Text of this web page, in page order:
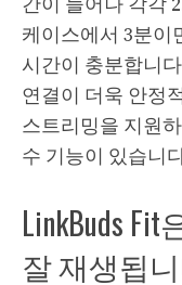
케이스에서 3분이
시간이 충분합니
연결이 더욱 안정
스트리밍을 지원
수 기능이 있습니
LinkBuds
잘 재생됩